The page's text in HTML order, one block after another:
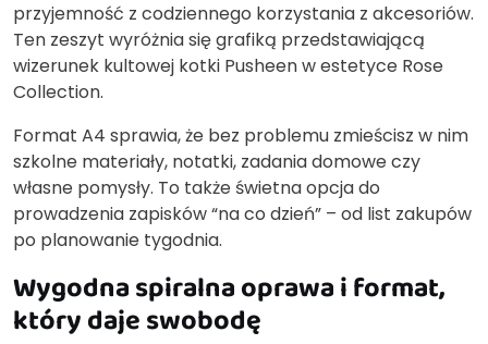
przyjemność z codziennego korzystania z akcesoriów.
Ten zeszyt wyróżnia się grafiką przedstawiającą
wizerunek kultowej kotki Pusheen w estetyce Rose
Collection.
Format A4 sprawia, że bez problemu zmieścisz w nim
szkolne materiały, notatki, zadania domowe czy
własne pomysły. To także świetna opcja do
prowadzenia zapisków “na co dzień” – od list zakupów
po planowanie tygodnia.
Wygodna spiralna oprawa i format,
który daje swobodę